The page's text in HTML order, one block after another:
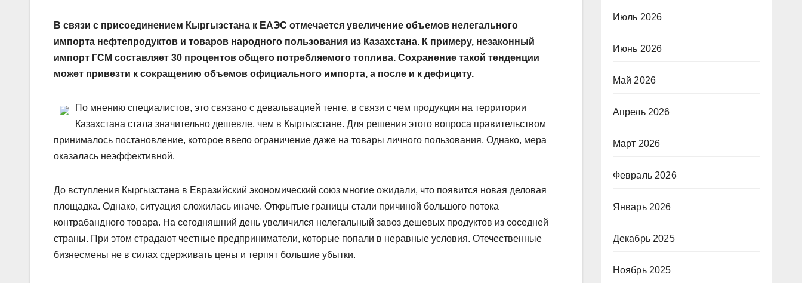
В связи с присоединением Кыргызстана к ЕАЭС отмечается увеличение объемов нелегального
импорта нефтепродуктов и товаров народного пользования из Казахстана. К примеру, незаконный
импорт ГСМ составляет 30 процентов общего потребляемого топлива. Сохранение такой тенденции
может привезти к сокращению объемов официального импорта, а после и к дефициту.
По мнению специалистов, это связано с девальвацией тенге, в связи с чем продукция на территории
Казахстана стала значительно дешевле, чем в Кыргызстане. Для решения этого вопроса правительством
принималось постановление, которое ввело ограничение даже на товары личного пользования. Однако, мера
оказалась неэф­фективной.
До вступления Кыргызстана в Евразийский экономический союз многие ожидали, что появится новая деловая
площадка. Однако, ситуация сложилась иначе. Открытые границы стали причиной большого потока
контрабандного товара. На сегодняшний день увеличился нелегальный завоз дешевых продуктов из соседней
страны. При этом страдают честные предприниматели, которые попали в неравные условия. Отечественные
бизнесмены не в силах сдерживать цены и терпят большие убытки.
Июль 2026
Июнь 2026
Май 2026
Апрель 2026
Март 2026
Февраль 2026
Январь 2026
Декабрь 2025
Ноябрь 2025